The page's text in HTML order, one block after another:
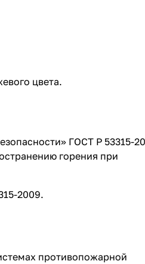
цвета.
ГОСТ Р 53315-
горения при
2009.
противопожарной